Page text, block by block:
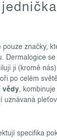
značky,
Dermalogice
ji (kromě
po celém
vědy,
uznávaná
specifika